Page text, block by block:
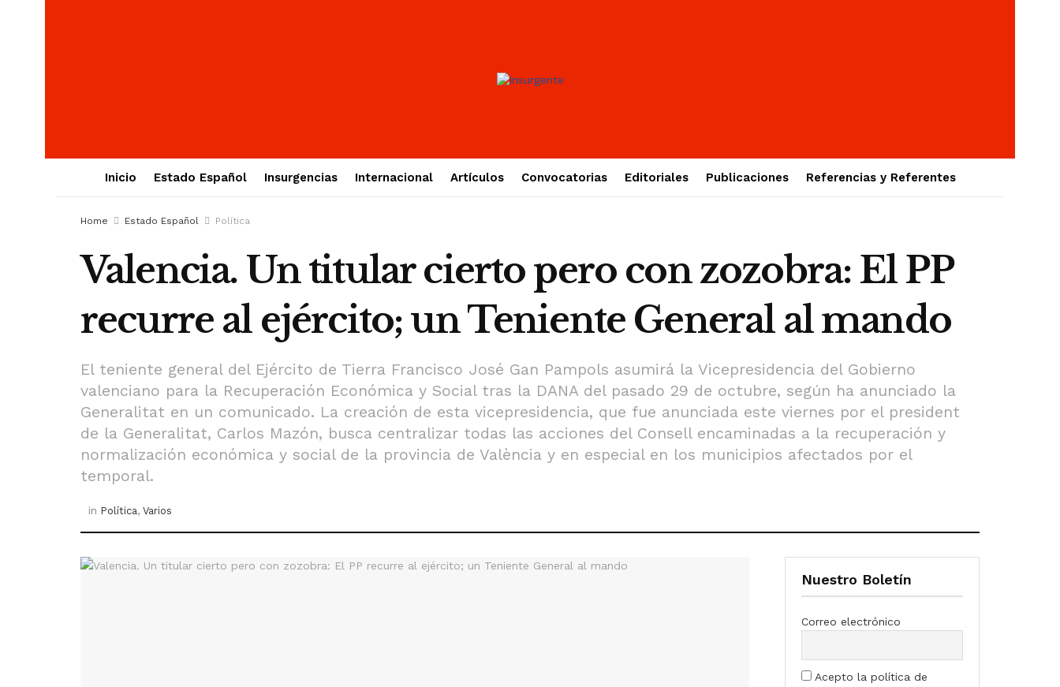
Inicio Estado Español Insurgencias Internacional Artículos Convocatorias Editoriales Publicaciones Referencias y Referentes
Home Estado Español Política
Valencia. Un titular cierto pero con zozobra: El PP
recurre al ejército; un Teniente General al mando
El teniente general del Ejército de Tierra Francisco José Gan Pampols asumirá la Vicepresidencia del Gobierno
valenciano para la Recuperación Económica y Social tras la DANA del pasado 29 de octubre, según ha anunciado la
Generalitat en un comunicado. La creación de esta vicepresidencia, que fue anunciada este viernes por el president
de la Generalitat, Carlos Mazón, busca centralizar todas las acciones del Consell encaminadas a la recuperación y
normalización económica y social de la provincia de València y en especial en los municipios afectados por el
temporal.
in Política, Varios
Nuestro Boletín
Correo electrónico
Acepto la política de